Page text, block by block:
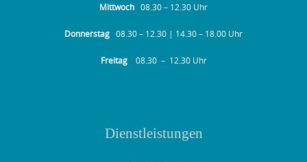
Mittwoch 08.30 – 12.30 Uhr
Donnerstag 08.30 – 12.30 | 14.30 – 18.00 Uhr
Freitag08.30 – 12.30 Uhr
Dienstleistungen